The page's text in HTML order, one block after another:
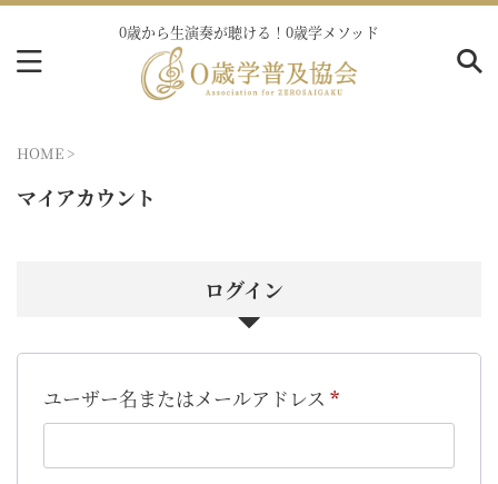
0歳から生演奏が聴ける！0歳学メソッド
HOME >
マイアカウント
ログイン
ユーザー名またはメールアドレス *